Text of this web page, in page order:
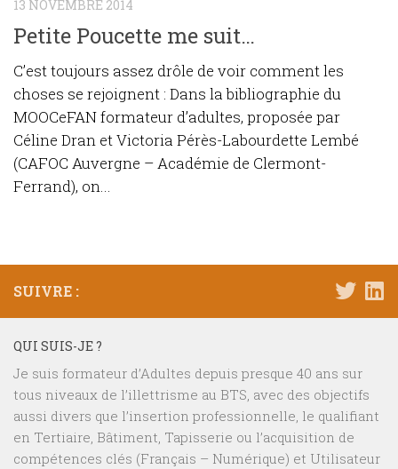
13 NOVEMBRE 2014
Petite Poucette me suit…
C’est toujours assez drôle de voir comment les
choses se rejoignent : Dans la bibliographie du
MOOCeFAN formateur d’adultes, proposée par
Céline Dran et Victoria Pérès-Labourdette Lembé
(CAFOC Auvergne – Académie de Clermont-
Ferrand), on...
SUIVRE :
QUI SUIS-JE ?
Je suis formateur d’Adultes depuis presque 40 ans sur
tous niveaux de l’illettrisme au BTS, avec des objectifs
aussi divers que l’insertion professionnelle, le qualifiant
en Tertiaire, Bâtiment, Tapisserie ou l’acquisition de
compétences clés (Français – Numérique) et Utilisateur